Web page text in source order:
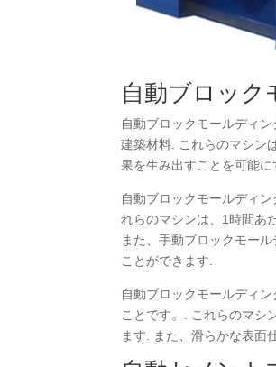
自動ブロック
自動ブロックモールディ
建築材料. これらのマシン
果を生み出すことを可能
自動ブロックモールディ
れらのマシンは、1時間あ
また、手動ブロックモー
ことができます.
自動ブロックモールディ
ことです。. これらのマシ
ます. また、滑らかな表面